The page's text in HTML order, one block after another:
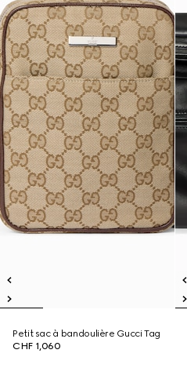
Petit sac à bandoulière Gucci Tag
CHF 1,060